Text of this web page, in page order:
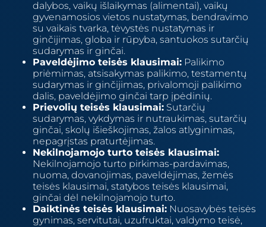
dalybos, vaikų išlaikymas (alimentai), vaikų
gyvenamosios vietos nustatymas, bendravimo
su vaikais tvarka, tėvystės nustatymas ir
ginčijimas, globa ir rūpyba, santuokos sutarčių
sudarymas ir ginčai.
Paveldėjimo teisės klausimai: Palikimo
priėmimas, atsisakymas palikimo, testamentų
sudarymas ir ginčijimas, privalomoji palikimo
dalis, paveldėjimo ginčai tarp įpėdinių.
Prievolių teisės klausimai: Sutarčių
sudarymas, vykdymas ir nutraukimas, sutarčių
ginčai, skolų išieškojimas, žalos atlyginimas,
nepagrįstas praturtėjimas.
Nekilnojamojo turto teisės klausimai:
Nekilnojamojo turto pirkimas-pardavimas,
nuoma, dovanojimas, paveldėjimas, žemės
teisės klausimai, statybos teisės klausimai,
ginčai dėl nekilnojamojo turto.
Daiktinės teisės klausimai: Nuosavybės teisės
gynimas, servitutai, uzufruktai, valdymo teisė,